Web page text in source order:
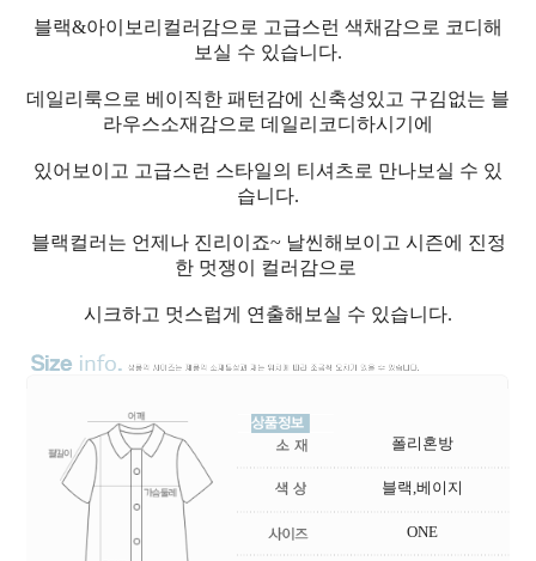
블랙&아이보리컬러감으로 고급스런 색채감으로 코디해
보실 수 있습니다.
데일리룩으로 베이직한 패턴감에 신축성있고 구김없는 블
라우스소재감으로 데일리코디하시기에
있어보이고 고급스런 스타일의 티셔츠로 만나보실 수 있
습니다.
블랙컬러는 언제나 진리이죠~ 날씬해보이고 시즌에 진정
한 멋쟁이 컬러감으로
시크하고 멋스럽게 연출해보실 수 있습니다.
폴리혼방
블랙,베이지
ONE